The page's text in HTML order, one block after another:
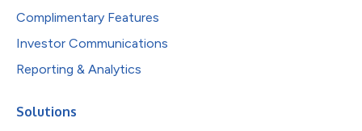
Complimentary Features
Investor Communications
Reporting & Analytics
Solutions